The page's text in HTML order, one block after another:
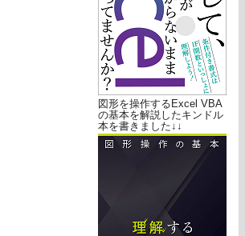
図形を操作するExcel VBA
の基本を解説したキンドル
本を書きました↓↓